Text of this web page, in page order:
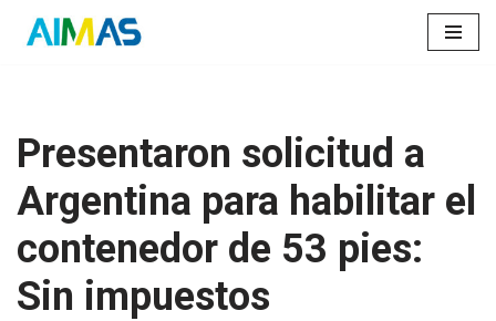
Presentaron solicitud a
Argentina para habilitar el
contenedor de 53 pies:
Sin impuestos